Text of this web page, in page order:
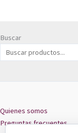
Buscar
Quienes somos
Preguntas frecuentes